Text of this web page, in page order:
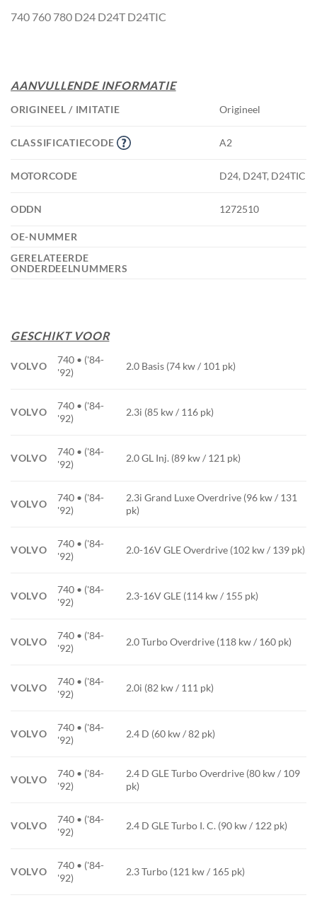
740 760 780 D24 D24T D24TIC
AANVULLENDE INFORMATIE
ORIGINEEL / IMITATIE Origineel
CLASSIFICATIECODE A2
MOTORCODE D24, D24T, D24TIC
ODDN 1272510
OE-NUMMER
GERELATEERDE
ONDERDEELNUMMERS
GESCHIKT VOOR
VOLVO
740 • ('84-
'92)
2.0 Basis (74 kw / 101 pk)
VOLVO
740 • ('84-
'92)
2.3i (85 kw / 116 pk)
VOLVO
740 • ('84-
'92)
2.0 GL Inj. (89 kw / 121 pk)
VOLVO
740 • ('84-
'92)
2.3i Grand Luxe Overdrive (96 kw / 131
pk)
VOLVO
740 • ('84-
'92)
2.0-16V GLE Overdrive (102 kw / 139 pk)
VOLVO
740 • ('84-
'92)
2.3-16V GLE (114 kw / 155 pk)
VOLVO
740 • ('84-
'92)
2.0 Turbo Overdrive (118 kw / 160 pk)
VOLVO
740 • ('84-
'92)
2.0i (82 kw / 111 pk)
VOLVO
740 • ('84-
'92)
2.4 D (60 kw / 82 pk)
VOLVO
740 • ('84-
'92)
2.4 D GLE Turbo Overdrive (80 kw / 109
pk)
VOLVO
740 • ('84-
'92)
2.4 D GLE Turbo I. C. (90 kw / 122 pk)
VOLVO
740 • ('84-
'92)
2.3 Turbo (121 kw / 165 pk)